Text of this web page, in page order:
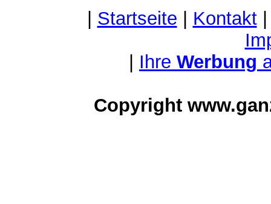
Startseite Kontakt
Ihre Werbung
Copyright